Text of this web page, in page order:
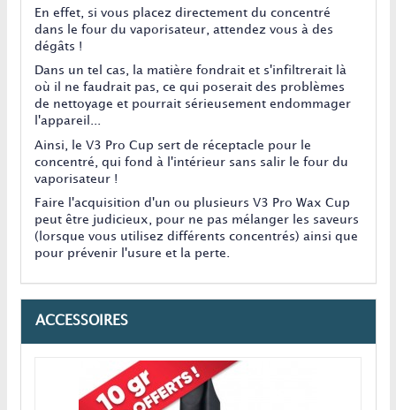
En effet, si vous placez directement du concentré
dans le four du vaporisateur, attendez vous à des
dégâts !
Dans un tel cas, la matière fondrait et s'infiltrerait là
où il ne faudrait pas, ce qui poserait des problèmes
de nettoyage et pourrait sérieusement endommager
l'appareil...
Ainsi, le V3 Pro Cup sert de réceptacle pour le
concentré, qui fond à l'intérieur sans salir le four du
vaporisateur !
Faire l'acquisition d'un ou plusieurs V3 Pro Wax Cup
peut être judicieux, pour ne pas mélanger les saveurs
(lorsque vous utilisez différents concentrés) ainsi que
pour prévenir l'usure et la perte.
ACCESSOIRES